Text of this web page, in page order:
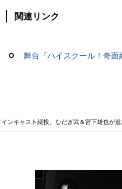
関連リンク
舞台『ハイスクール！奇面
ンキャスト続投、なだぎ武＆宮下雄也が追